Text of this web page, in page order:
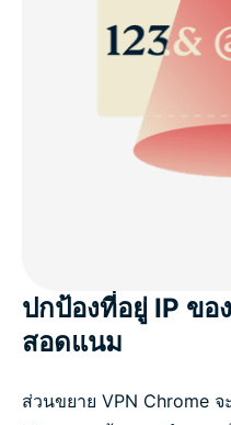
ปกป้องที่อยู่ IP ข
สอดแนม
ส่วนขยาย VPN Chrome